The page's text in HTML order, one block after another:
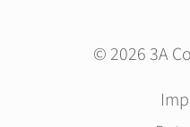
© 2026 3A
Navigation